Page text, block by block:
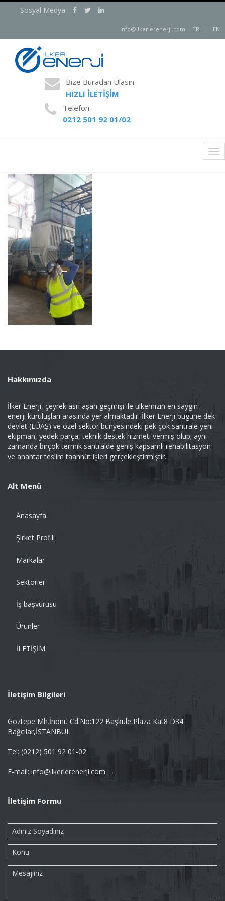
Sosyal Medya
info@ilkerlerenerji.com TR | EN
Bize Buradan Ulasın
HIZLI İLETİŞİM
Telefon
0212 501 92 01/02
Hakkımızda
İlker Enerji, çeyrek asrı aşan geçmişi ile ülkemizin en saygın
enerji kuruluşları arasında yer almaktadır. İlker Enerji bugüne dek
devlet (EÜAŞ) ve özel sektör bünyesindeki pek çok santrale yeni
ekipman, yedek parça, teknik destek hizmeti vermiş olup; aynı
zamanda birçok termik santralde geniş kapsamlı rehabilitasyon
ve anahtar teslim taahhüt işleri gerçekleştirmiştir.
Alt Menü
Anasayfa
Şirket Profili
Markalar
Sektörler
İş başvurusu
Ürünler
İLETİŞİM
İletişim Bilgileri
Göztepe Mh.İnönü Cd.No:122 Başkule Plaza Kat8 D34
Bağcılar,İSTANBUL
Tel: (0212) 501 92 01-02
E-mail: info@ilkerlerenerji.com →
İletişim Formu